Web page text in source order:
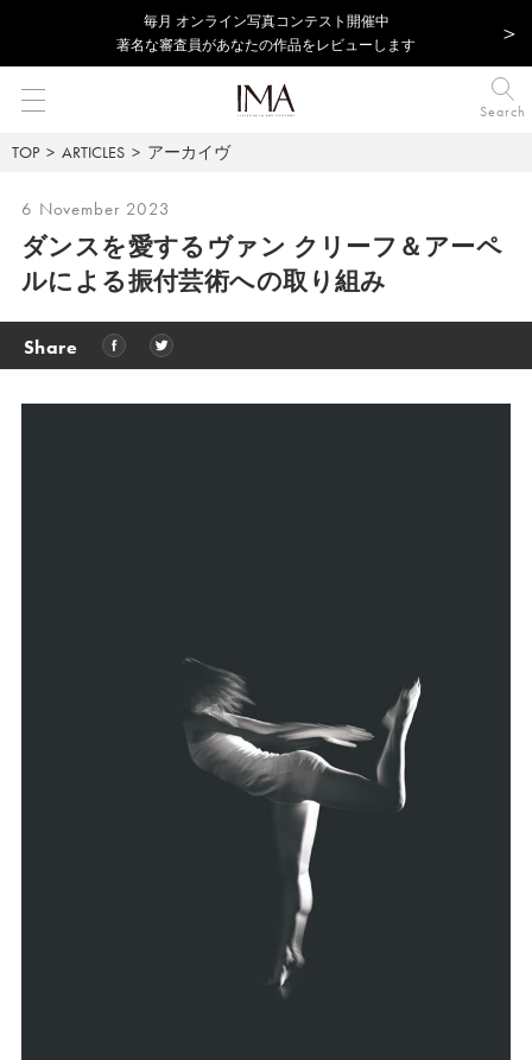
毎⽉ オンライン写真コンテスト開催中
著名な審査員があなたの作品をレビューします
Search
TOP ARTICLES アーカイヴ
6 November 2023
ダンスを愛するヴァン クリーフ＆アーペ
ルによる振付芸術への取り組み
Share